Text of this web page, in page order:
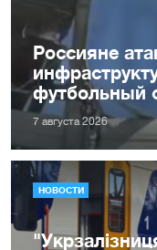
Россияне
футбольный
7 августа 2026
НОВОСТИ